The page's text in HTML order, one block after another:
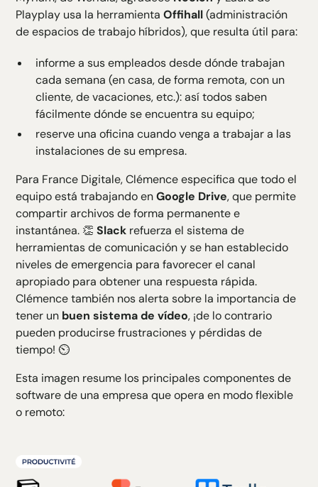
Playplay usa la herramientaOffihall(administración
de espacios de trabajo híbridos), que resulta útil para:
informe a sus empleados desde dónde trabajan
cada semana (en casa, de forma remota, con un
cliente, de vacaciones, etc.): así todos saben
fácilmente dónde se encuentra su equipo;
reserve una oficina cuando venga a trabajar a las
instalaciones de su empresa.
Para France Digitale, Clémence especifica que todo el
equipo está trabajando enGoogle Drive, que permite
compartir archivos de forma permanente e
instantánea. 👏Slack refuerza el sistema de
herramientas de comunicación y se han establecido
niveles de emergencia para favorecer el canal
apropiado para obtener una respuesta rápida.
Clémence también nos alerta sobre la importancia de
tener un buen sistema de vídeo, ¡de lo contrario
pueden producirse frustraciones y pérdidas de
tiempo! ⏲️
Esta imagen resume los principales componentes de
software de una empresa que opera en modo flexible
o remoto: